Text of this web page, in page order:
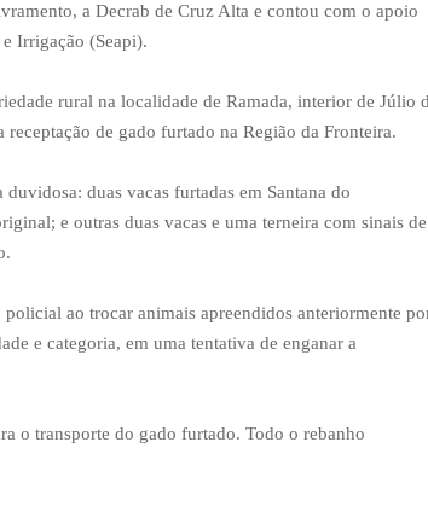
a Decrab de Cruz Alta e contou com o apoio
Irrigação (Seapi).
rural na localidade de Ramada, interior de Júlio
de gado furtado na Região da Fronteira.
duas vacas furtadas em Santana do
e outras duas vacas e uma terneira com sinais de
ao trocar animais apreendidos anteriormente
e categoria, em uma tentativa de enganar a
o transporte do gado furtado. Todo o rebanho